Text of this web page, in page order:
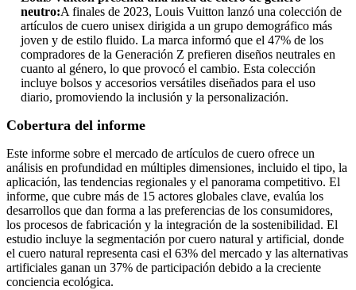
neutro:A finales de 2023, Louis Vuitton lanzó una colección de
artículos de cuero unisex dirigida a un grupo demográfico más
joven y de estilo fluido. La marca informó que el 47% de los
compradores de la Generación Z prefieren diseños neutrales en
cuanto al género, lo que provocó el cambio. Esta colección
incluye bolsos y accesorios versátiles diseñados para el uso
diario, promoviendo la inclusión y la personalización.
Cobertura del informe
Este informe sobre el mercado de artículos de cuero ofrece un
análisis en profundidad en múltiples dimensiones, incluido el tipo, la
aplicación, las tendencias regionales y el panorama competitivo. El
informe, que cubre más de 15 actores globales clave, evalúa los
desarrollos que dan forma a las preferencias de los consumidores,
los procesos de fabricación y la integración de la sostenibilidad. El
estudio incluye la segmentación por cuero natural y artificial, donde
el cuero natural representa casi el 63% del mercado y las alternativas
artificiales ganan un 37% de participación debido a la creciente
conciencia ecológica.